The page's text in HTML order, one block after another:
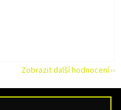
z 5 hvězdiček.
Zobrazit další hodnocení